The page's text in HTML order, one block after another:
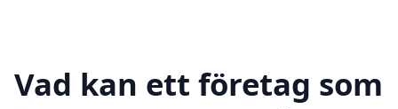
Vad kan ett företag som